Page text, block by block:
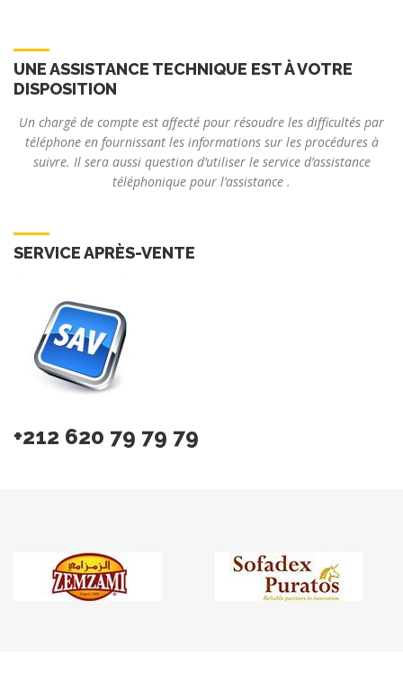
UNE ASSISTANCE TECHNIQUE EST À VOTRE
DISPOSITION
Un chargé de compte est affecté pour résoudre les difficultés par
téléphone en fournissant les informations sur les procédures à
suivre. Il sera aussi question d’utiliser le service d’assistance
téléphonique pour l’assistance .
SERVICE APRÈS-VENTE
+212 620 79 79 79